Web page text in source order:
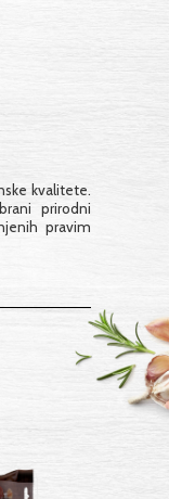
kvalitete.
prirodni
pravim